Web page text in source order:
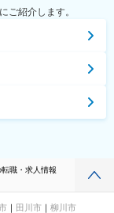
ご紹介します。
職・求人情報
田川市
柳川市